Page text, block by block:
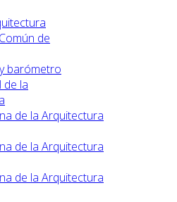
de
barómetro
de la
de la Arquitectura
de la Arquitectura
de la Arquitectura